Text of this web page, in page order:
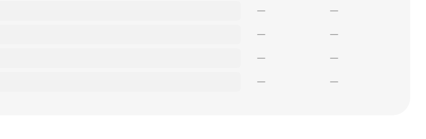
— —
— —
— —
— —